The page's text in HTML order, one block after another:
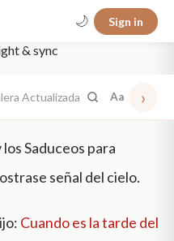
🌙 Sign in
& sync
Actualizada Aa ›
passeth" grace -law
Saduceos para
señal del cielo.
Cuando es la tarde del